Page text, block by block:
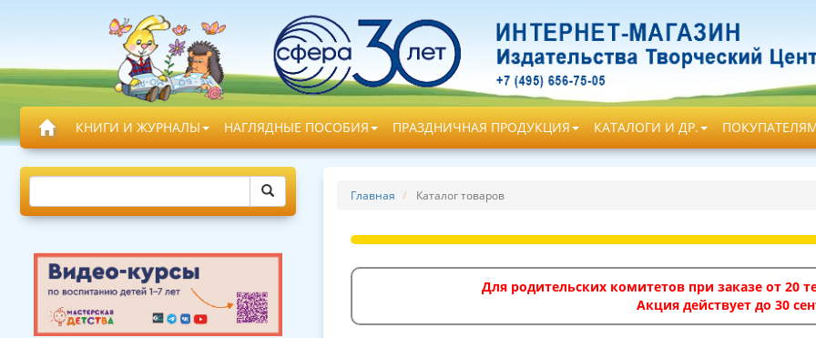
КНИГИ И ЖУРНАЛЫ НАГЛЯДНЫЕ ПОСОБИЯ ПРАЗДНИЧНАЯ ПРОДУКЦИЯ КАТАЛОГИ И ДР.
Главная Каталог товаров
Для родительских комитетов при заказе от 20
Акция действует до 30